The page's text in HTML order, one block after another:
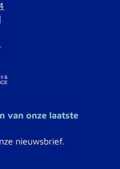
van onze laatste
nieuwsbrief.